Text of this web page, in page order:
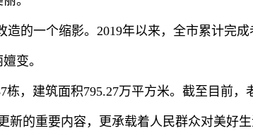
的一个缩影。 2019年以来，全市累计完成
变。
栋，建筑面积795.27万平方米。截至目前，
的重要内容，更承载着人民群众对美好